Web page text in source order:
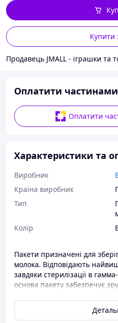
Купити
Продавець JMALL - іграшки та
Оплатити частинами
Оплатити
Характеристики та
Виробник
Країна виробник
Тип
Колір
Пакети призначені для
молока. Відповідають
завдяки стерилізації в
основа пакету забезпечує
проливання молока.
полегшує відкриття та